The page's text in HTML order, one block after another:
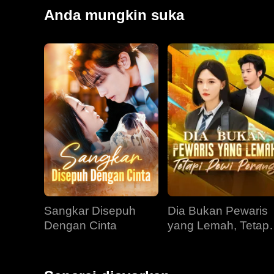
Barulah apabila Mia memakai gaun pengantin, dan
Anda mungkin suka
Sangkar Disepuh
Dengan Cinta
Dia Bukan Pewaris
yang Lemah, Tetapi